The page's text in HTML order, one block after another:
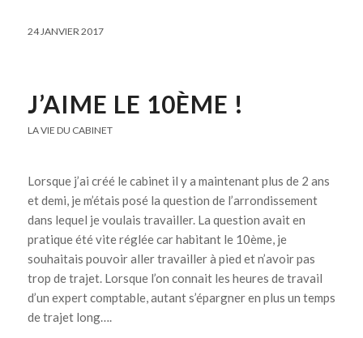
24 JANVIER 2017
J’AIME LE 10ÈME !
LA VIE DU CABINET
Lorsque j’ai créé le cabinet il y a maintenant plus de 2 ans
et demi, je m’étais posé la question de l’arrondissement
dans lequel je voulais travailler. La question avait en
pratique été vite réglée car habitant le 10ème, je
souhaitais pouvoir aller travailler à pied et n’avoir pas
trop de trajet. Lorsque l’on connait les heures de travail
d’un expert comptable, autant s’épargner en plus un temps
de trajet long….